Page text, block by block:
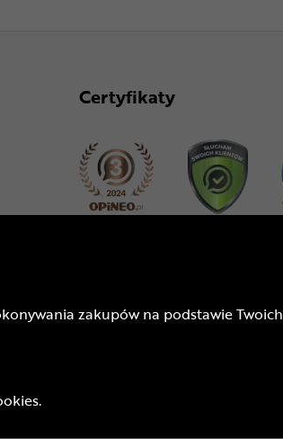
Certyfikaty
zakupów na podstawie Twoich